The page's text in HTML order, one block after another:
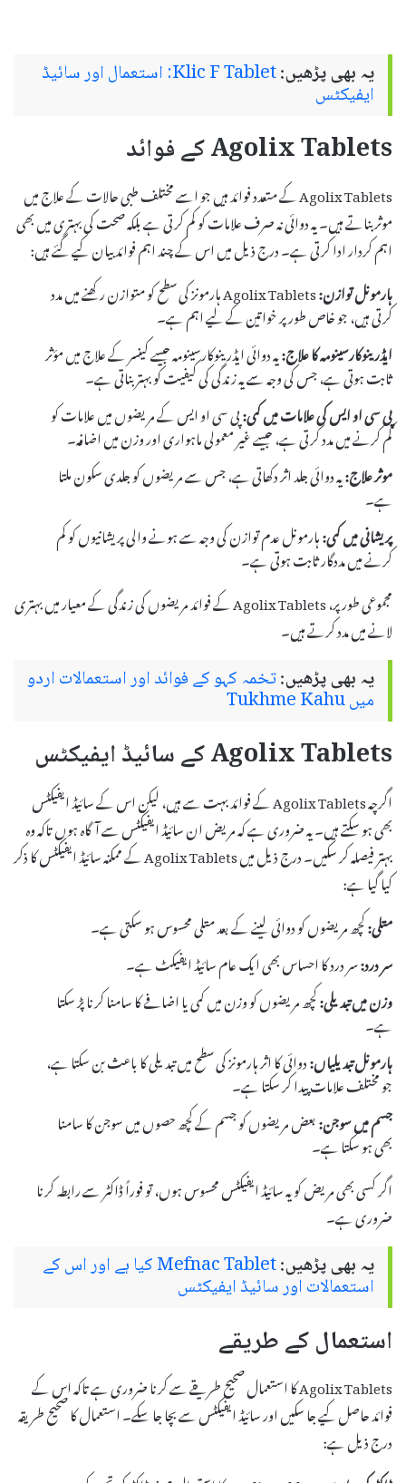
یہ بھی پڑھیں: Klic F Tablet: استعمال اور سائیڈ
ایفیکٹس
Agolix Tablets کے فوائد
Agolix Tablets کے متعدد فوائد ہیں جو اسے مختلف طبی حالات کے علاج میں
موثر بناتے ہیں۔ یہ دوائی نہ صرف علامات کو کم کرتی ہے بلکہ صحت کی بہتری میں بھی
اہم کردار ادا کرتی ہے۔ درج ذیل میں اس کے چند اہم فوائد بیان کیے گئے ہیں:
ہارمونل توازن:
Agolix Tablets ہارمونز کی سطح کو متوازن رکھنے میں مدد
کرتی ہیں، جو خاص طور پر خواتین کے لیے اہم ہے۔
ایڈرینوکارسینومہ کا علاج:یہ دوائی ایڈرینوکارسینومہ جیسے کینسر کے علاج میں مؤثر
ثابت ہوتی ہے، جس کی وجہ سے یہ زندگی کی کیفیت کو بہتر بناتی ہے۔
پی سی او ایس کی علامات میں کمی:پی سی او ایس کے مریضوں میں علامات کو
کم کرنے میں مدد کرتی ہے، جیسے غیر معمولی ماہواری اور وزن میں اضافہ۔
موثر علاج:یہ دوائی جلد اثر دکھاتی ہے، جس سے مریضوں کو جلدی سکون ملتا
ہے۔
پریشانی میں کمی:ہارمونل عدم توازن کی وجہ سے ہونے والی پریشانیوں کو کم
کرنے میں مددگار ثابت ہوتی ہے۔
مجموعی طور پر، Agolix Tablets کے فوائد مریضوں کی زندگی کے معیار میں بہتری
لانے میں مدد کرتے ہیں۔
یہ بھی پڑھیں:تخمہ کہو کے فوائد اور استعمالات اردو
میں Tukhme Kahu
Agolix Tablets کے سائیڈ ایفیکٹس
اگرچہ Agolix Tablets کے فوائد بہت سے ہیں، لیکن اس کے سائیڈ ایفیکٹس
بھی ہو سکتے ہیں۔ یہ ضروری ہے کہ مریض ان سائیڈ ایفیکٹس سے آگاہ ہوں تاکہ وہ
بہتر فیصلہ کر سکیں۔ درج ذیل میں Agolix Tablets کے ممکنہ سائیڈ ایفیکٹس کا ذکر
کیا گیا ہے:
متلی:کچھ مریضوں کو دوائی لینے کے بعد متلی محسوس ہو سکتی ہے۔
سر درد:سر درد کا احساس بھی ایک عام سائیڈ ایفیکٹ ہے۔
وزن میں تبدیلی:کچھ مریضوں کو وزن میں کمی یا اضافے کا سامنا کرنا پڑ سکتا
ہے۔
ہارمونل تبدیلیاں:دوائی کا اثر ہارمونز کی سطح میں تبدیلی کا باعث بن سکتا ہے،
جو مختلف علامات پیدا کر سکتا ہے۔
جسم میں سوجن:بعض مریضوں کو جسم کے کچھ حصوں میں سوجن کا سامنا
بھی ہو سکتا ہے۔
اگر کسی بھی مریض کو یہ سائیڈ ایفیکٹس محسوس ہوں، تو فوراً ڈاکٹر سے رابطہ کرنا
ضروری ہے۔
یہ بھی پڑھیں: Mefnac Tablet کیا ہے اور اس کے
استعمالات اور سائیڈ ایفیکٹس
استعمال کے طریقے
Agolix Tablets کا استعمال صحیح طریقے سے کرنا ضروری ہے تاکہ اس کے
فوائد حاصل کیے جا سکیں اور سائیڈ ایفیکٹس سے بچا جا سکے۔ استعمال کا صحیح طریقہ
درج ذیل ہے: